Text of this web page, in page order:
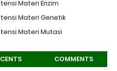
Materi Enzim
Materi Genetik
Materi Mutasi
COMMENTS